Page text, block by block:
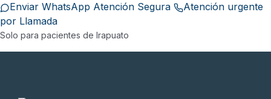
Enviar WhatsApp Atención Segura
Atención urgente
por Llamada
Solo para pacientes de Irapuato